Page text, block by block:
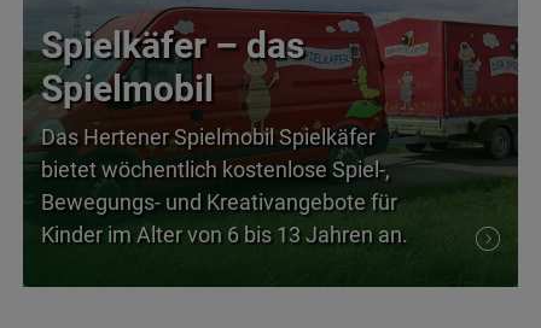
Spielkäfer – das
Spielmobil
Das Hertener Spielmobil Spielkäfer
bietet wöchentlich kostenlose Spiel-,
Bewegungs- und Kreativangebote für
Kinder im Alter von 6 bis 13 Jahren an.